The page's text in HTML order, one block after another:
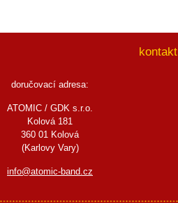
kontakt
doručovací adresa:
ATOMIC / GDK s.r.o.
Kolová 181
360 01 Kolová
(Karlovy Vary)
info@atomic-band.cz